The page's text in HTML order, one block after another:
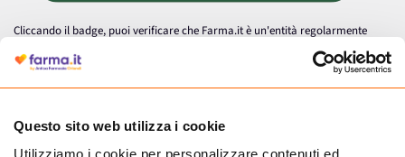
Questo sito web utilizza i cookie
Utilizziamo i cookie per personalizzare contenuti ed
Cliccando il badge, puoi verificare che Farma.it è un'entità regolarmente
autorizzata dal Ministero della Salute a effettuare la vendita online di
medicinali.